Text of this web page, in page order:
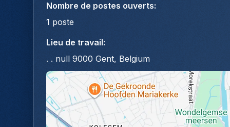
Nombre de postes ouverts:
1 poste
Lieu de travail:
. . null 9000 Gent, Belgium